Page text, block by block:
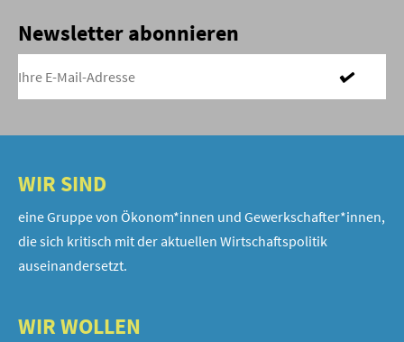
Newsletter abonnieren
WIR SIND
eine Gruppe von Ökonom*innen und Gewerkschafter*innen,
die sich kritisch mit der aktuellen Wirtschaftspolitik
auseinandersetzt.
WIR WOLLEN